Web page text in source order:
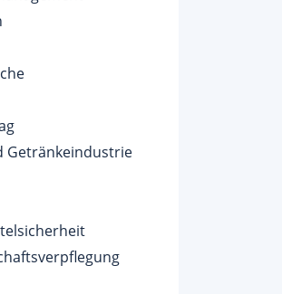
Getränkeindustrie